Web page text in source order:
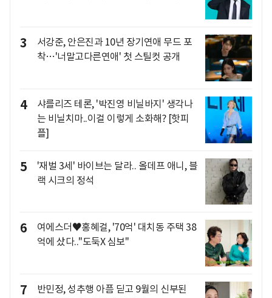
3
서강준, 안은진과 10년 장기연애 무드 포
착…'너말고다른연애' 첫 스틸컷 공개
4
샤를리즈 테론, '박진영 비닐바지' 생각나
는 비닐치마..이걸 이렇게 소화해? [핫피
플]
5
'재벌 3세' 바이브는 달라.. 올데프 애니, 블
랙 시크의 정석
6
여에스더♥홍혜걸, '70억' 대치동 주택 38
억에 샀다.."도둑X 심보"
7
반민정, 성추행 아픔 딛고 9월의 신부된